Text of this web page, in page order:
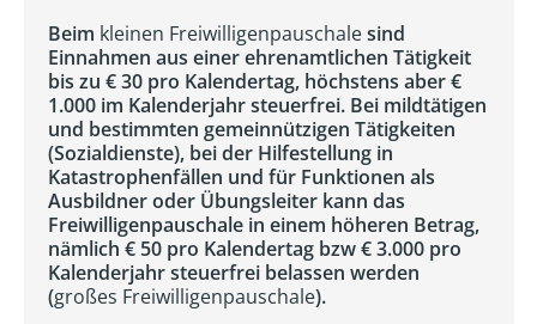
Beim kleinen Freiwilligenpauschalesind
Einnahmen aus einer ehrenamtlichen Tätigkeit
bis zu € 30 pro Kalendertag, höchstens aber €
1.000 im Kalenderjahr steuerfrei. Bei mildtätigen
und bestimmten gemeinnützigen Tätigkeiten
(Sozialdienste), bei der Hilfestellung in
Katastrophenfällen und für Funktionen als
Ausbildner oder Übungsleiter kann das
Freiwilligenpauschale in einem höheren Betrag,
nämlich € 50 pro Kalendertag bzw € 3.000 pro
Kalenderjahr steuerfrei belassen werden
(großes Freiwilligenpauschale).